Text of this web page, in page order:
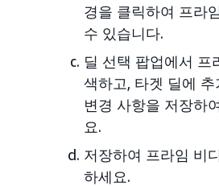
경을 클릭하여 프라
수 있습니다.
딜 선택 팝업에서 프
색하고, 타겟 딜에
변경 사항을 저장하
요.
저장하여 프라임 비
하세요.